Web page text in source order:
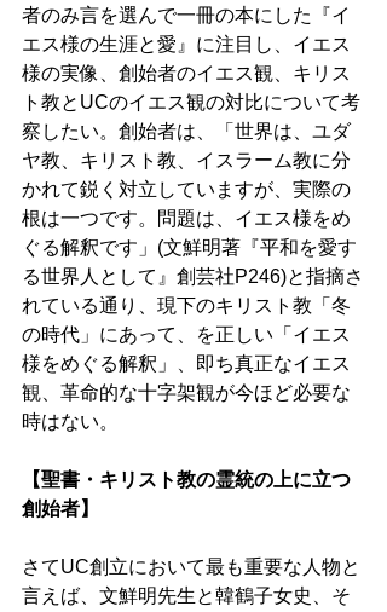
者のみ言を選んで一冊の本にした『イ
エス様の生涯と愛』に注目し、イエス
様の実像、創始者のイエス観、キリス
ト教とUCのイエス観の対比について考
察したい。創始者は、「世界は、ユダ
ヤ教、キリスト教、イスラーム教に分
かれて鋭く対立していますが、実際の
根は一つです。問題は、イエス様をめ
ぐる解釈です」(文鮮明著『平和を愛す
る世界人として』創芸社P246)と指摘さ
れている通り、現下のキリスト教「冬
の時代」にあって、を正しい「イエス
様をめぐる解釈」、即ち真正なイエス
観、革命的な十字架観が今ほど必要な
時はない。
【聖書・キリスト教の霊統の上に立つ
創始者】
さてUC創立において最も重要な人物と
言えば、文鮮明先生と韓鶴子女史、そ